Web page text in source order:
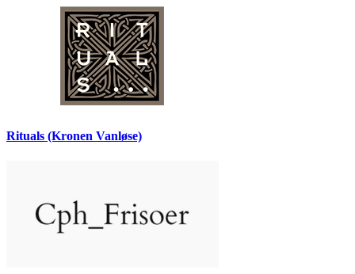
Rituals (Kronen Vanløse)